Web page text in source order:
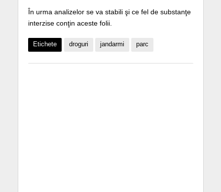
În urma analizelor se va stabili şi ce fel de substanţe
interzise conţin aceste folii.
Etichete droguri jandarmi parc